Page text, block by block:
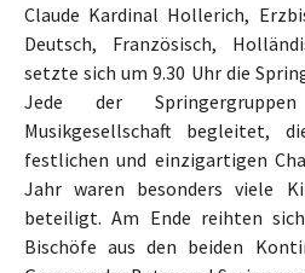
Claude Kardinal Hollerich,
Deutsch, Französisch,
setzte sich um 9.30 Uhr die
Jede der
Musikgesellschaft begleitet,
festlichen und einzigartigen
Jahr waren besonders viele
beteiligt. Am Ende reihten
Bischöfe aus den beiden